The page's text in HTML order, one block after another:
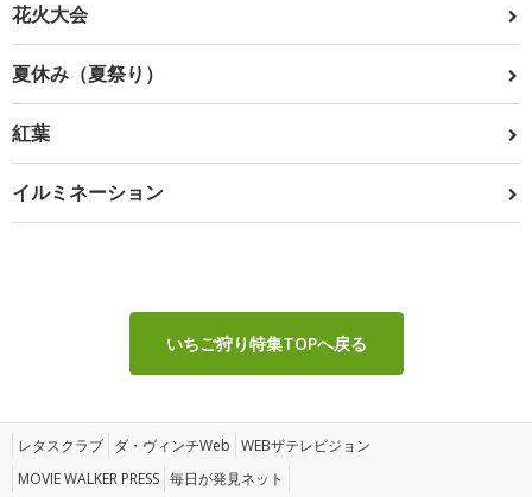
花火大会
夏休み（夏祭り）
紅葉
イルミネーション
いちご狩り特集TOPへ戻る
レタスクラブ ダ・ヴィンチWeb WEBザテレビジョン
MOVIE WALKER PRESS 毎日が発見ネット